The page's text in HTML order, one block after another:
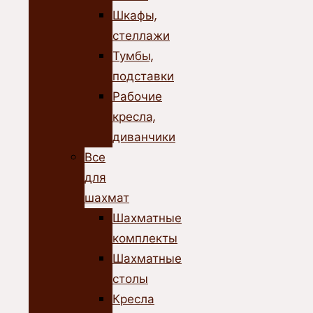
Шкафы,
стеллажи
Тумбы,
подставки
Рабочие
кресла,
диванчики
Все
для
шахмат
Шахматные
комплекты
Шахматные
столы
Кресла